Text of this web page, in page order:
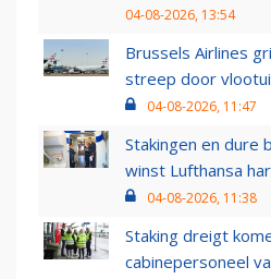
04-08-2026, 13:54
Brussels Airlines
streep door
04-08-2026, 11:47
Stakingen en dure
winst Lufthansa
04-08-2026, 11:38
Staking dreigt
cabinepersoneel